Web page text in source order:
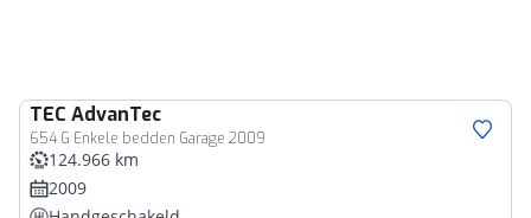
TEC AdvanTec
654 G Enkele bedden Garage 2009
124.966 km
2009